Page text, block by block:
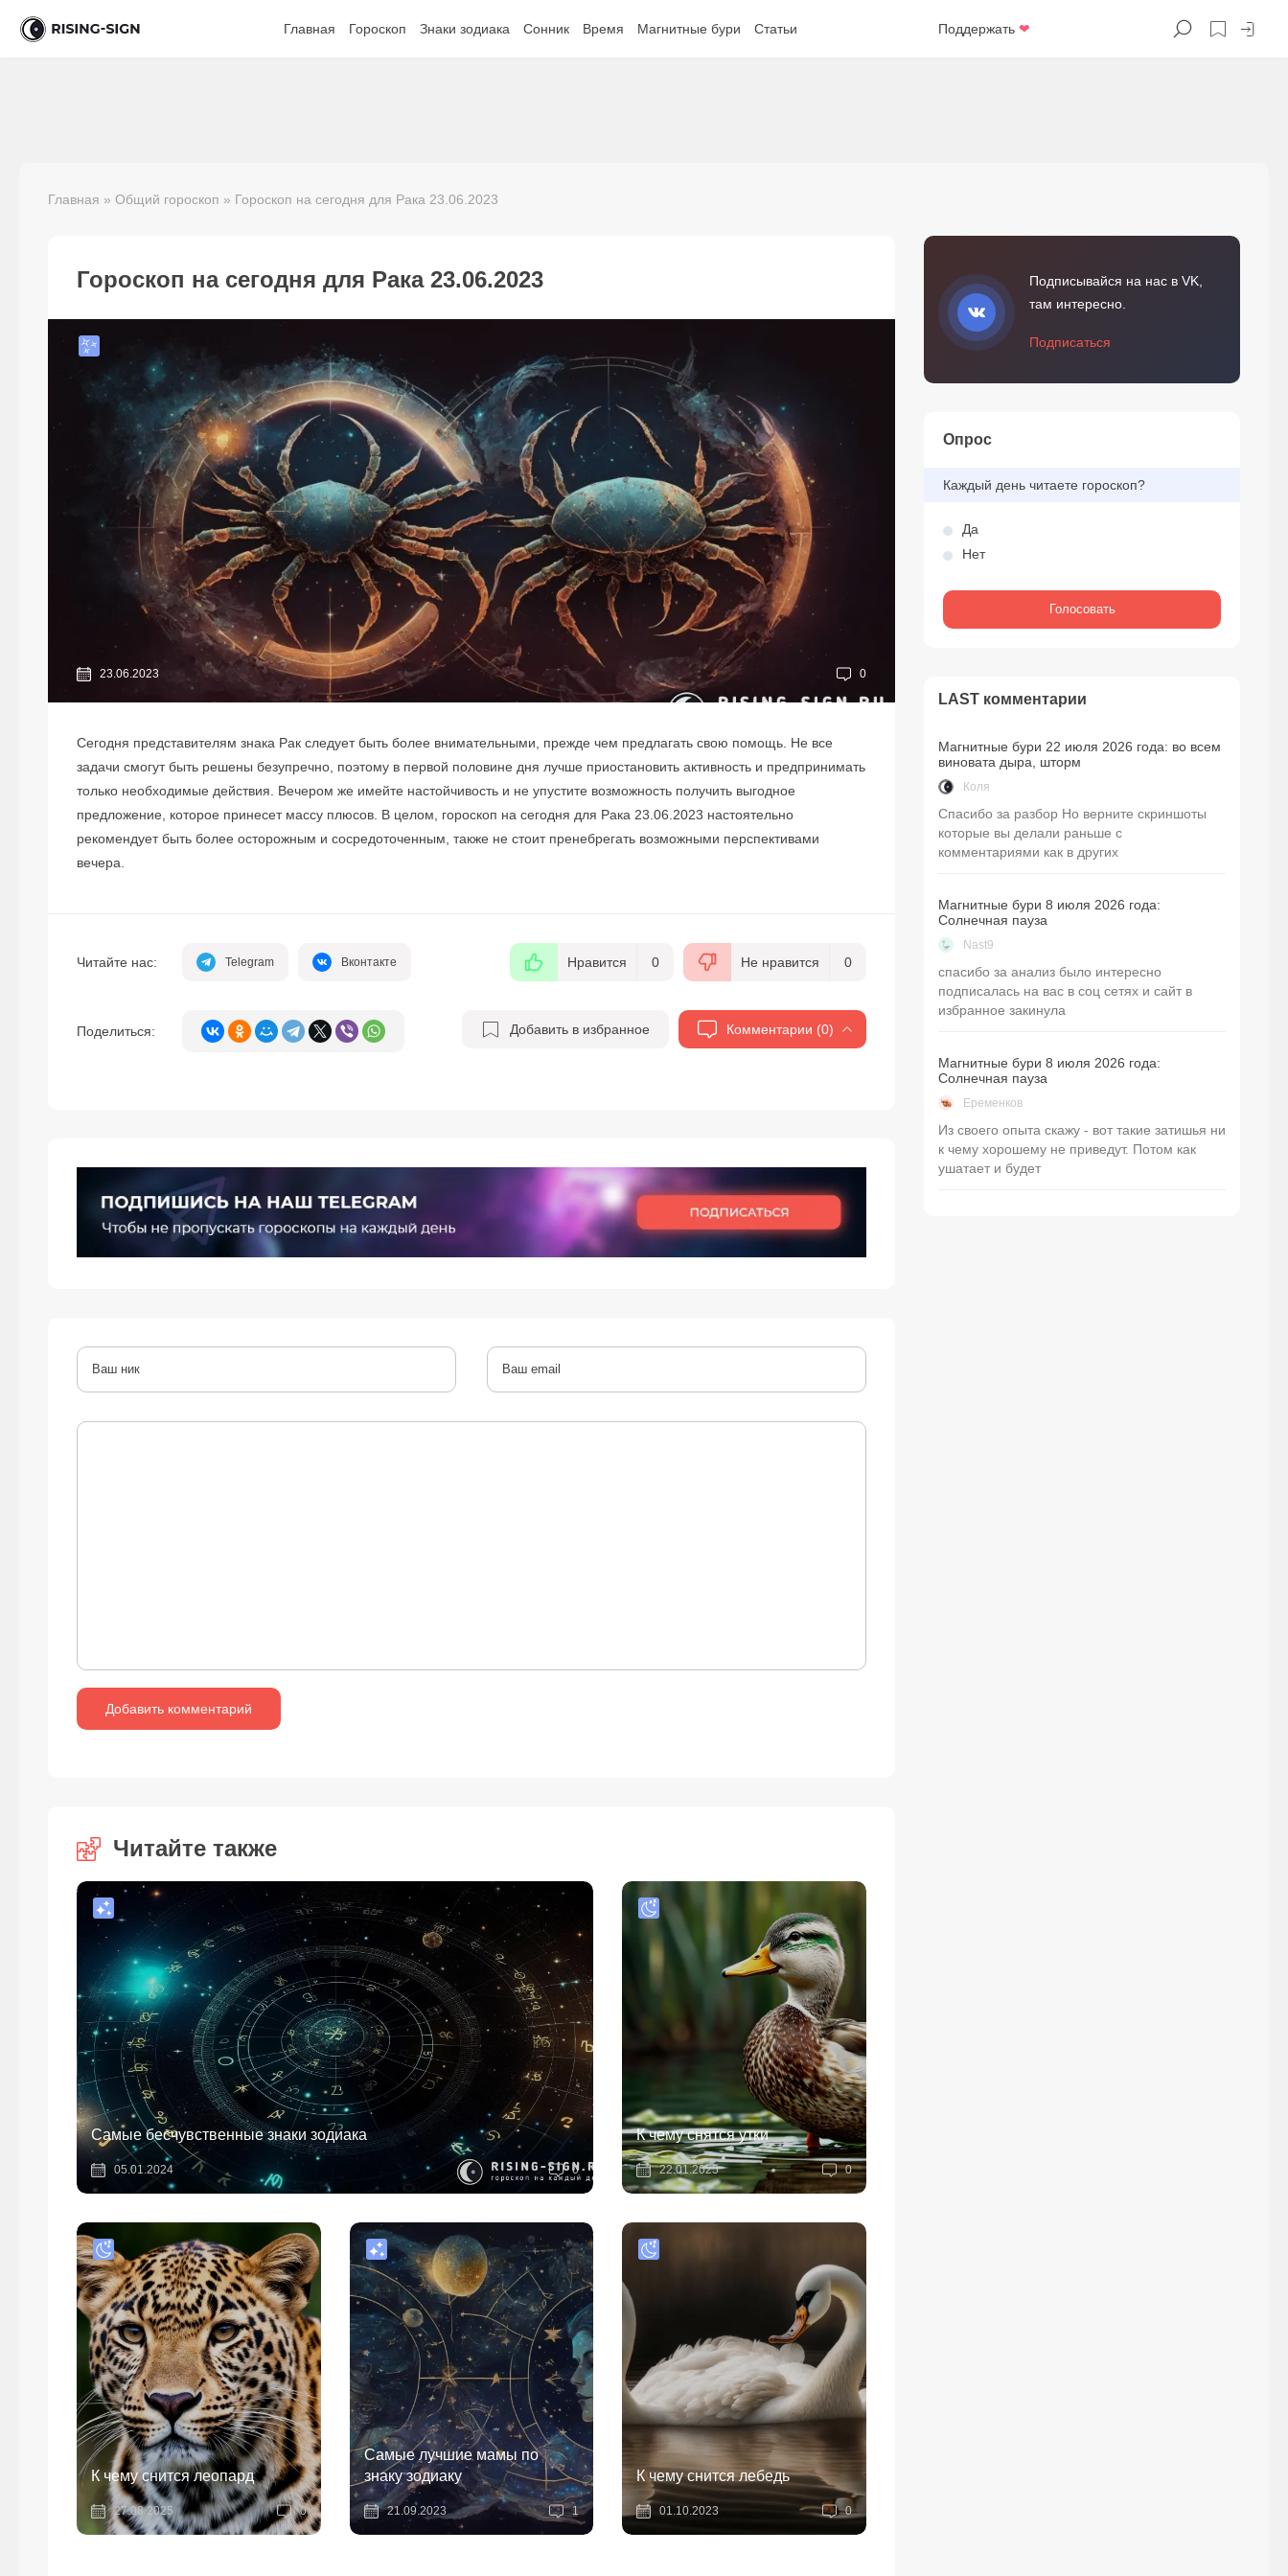
Главная Гороскоп Знаки зодиака Сонник Время Магнитные бури Статьи Поддержать❤
Главная » Общий гороскоп » Гороскоп на сегодня для Рака 23.06.2023
Гороскоп на сегодня для Рака 23.06.2023
23.06.2023 0
Сегодня представителям знака Рак следует быть более внимательными, прежде чем предлагать свою помощь. Не все
задачи смогут быть решены безупречно, поэтому в первой половине дня лучше приостановить активность и предпринимать
только необходимые действия. Вечером же имейте настойчивость и не упустите возможность получить выгодное
предложение, которое принесет массу плюсов. В целом, гороскоп на сегодня для Рака 23.06.2023 настоятельно
рекомендует быть более осторожным и сосредоточенным, также не стоит пренебрегать возможными перспективами
вечера.
Читайте нас: Telegram Вконтакте
Поделиться:
Нравится 0 Не нравится 0
Добавить в избранное Комментарии (0)
Читайте также
Самые бесчувственные знаки зодиака
05.01.2024 0
К чему снятся утки
22.01.2025 0
К чему снится леопард
27.08.2025 0
Самые лучшие мамы по
знаку зодиаку
21.09.2023 1
К чему снится лебедь
01.10.2023 0
Подписывайся на нас в VK,
там интересно.
Подписаться
Опрос
Каждый день читаете гороскоп?
Да
Нет
LAST комментарии
Магнитные бури 22 июля 2026 года: во всем
виновата дыра, шторм
Коля
Спасибо за разбор Но верните скриншоты
которые вы делали раньше с
комментариями как в других
Магнитные бури 8 июля 2026 года:
Солнечная пауза
Nast9
спасибо за анализ было интересно
подписалась на вас в соц сетях и сайт в
избранное закинула
Магнитные бури 8 июля 2026 года:
Солнечная пауза
Еременков
Из своего опыта скажу - вот такие затишья ни
к чему хорошему не приведут. Потом как
ушатает и будет